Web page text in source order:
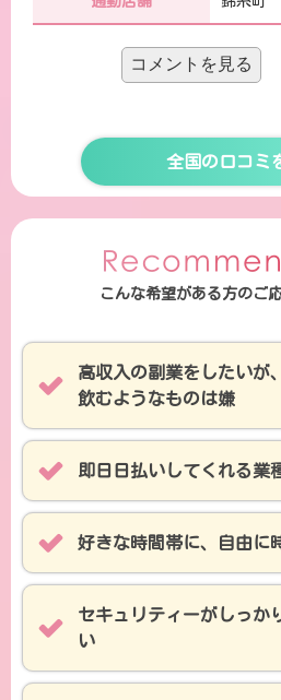
コメントを見る
になるまでには1年くらいかか
りまちまちでしたが、固定のユ
んが何人か付いてくれてから
よって差があるのはそうです
全国の口コミ
こんな希望がある方のご
高収入の副業をしたいが
飲むようなものは嫌
即日日払いしてくれる業
好きな時間帯に、自由に
セキュリティーがしっか
い